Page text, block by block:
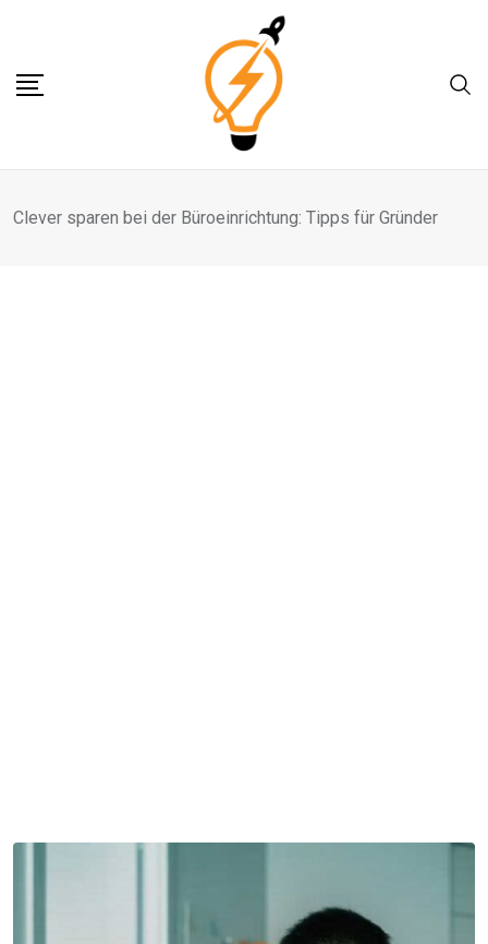
content
Clever sparen bei der Büroeinrichtung: Tipps für Gründer